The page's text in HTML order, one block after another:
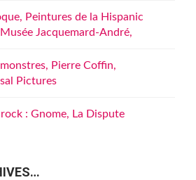
Peintures de la Hispanic
Jacquemard-André,
Pierre Coffin,
Pictures
: Gnome, La Dispute